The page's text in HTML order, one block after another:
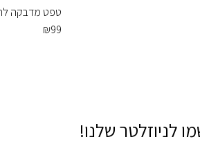
טפט מדבקה
₪99
לניוזלטר שלנו!